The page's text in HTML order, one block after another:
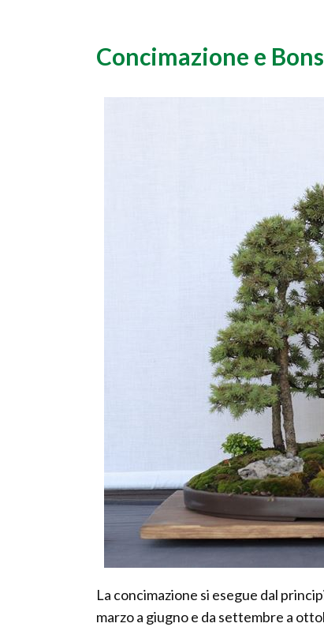
Concimazione e
La concimazione si esegue dal
marzo a giugno e da settembre a